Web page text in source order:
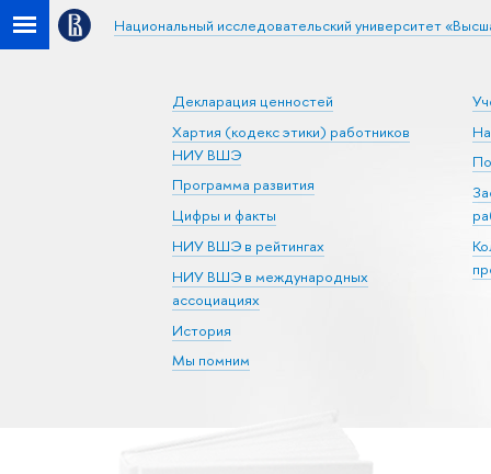
Национальный исследовательский университет
Декларация ценностей
Хартия (кодекс этики) работников
НИУ ВШЭ
Программа развития
Цифры и факты
НИУ ВШЭ в рейтингах
НИУ ВШЭ в международных
ассоциациях
История
Мы помним